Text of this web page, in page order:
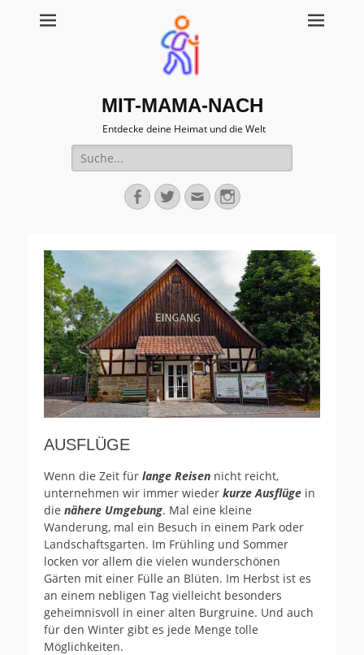
MIT-MAMA-NACH
Entdecke deine Heimat und die Welt
Suche
für:
Facebook
TwitterEmailInstagram
AUSFLÜGE
Wenn die Zeit für lange Reisen nicht reicht,
unternehmen wir immer wieder kurze Ausflüge in
die nähere Umgebung. Mal eine kleine
Wanderung, mal ein Besuch in einem Park oder
Landschaftsgarten. Im Frühling und Sommer
locken vor allem die vielen wunderschönen
Gärten mit einer Fülle an Blüten. Im Herbst ist es
an einem nebligen Tag vielleicht besonders
geheimnisvoll in einer alten Burgruine. Und auch
für den Winter gibt es jede Menge tolle
Möglichkeiten.